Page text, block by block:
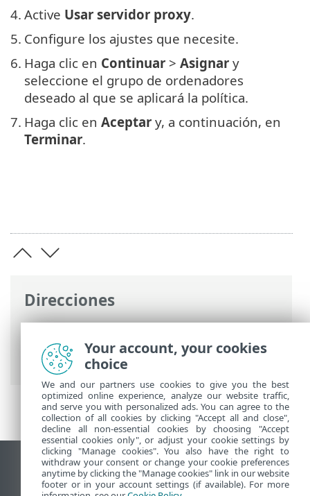
Direcciones
Ayuda en línea de ESET>ESET Endpoint
Antivirus for Linux>Configuración>
Conectividad> Servidor proxy
4. Active Usar servidor proxy.
5. Configure los ajustes que necesite.
6. Haga clic en Continuar > Asignar y
seleccione el grupo de ordenadores
deseado al que se aplicará la política.
7. Haga clic en Aceptar y, a continuación, en
Terminar.
Ver sitio para ordenador
End of Life
Your account, your cookies
choice
We and our partners use cookies to give you the best
optimized online experience, analyze our website traffic,
and serve you with personalized ads. You can agree to the
collection of all cookies by clicking "Accept all and close",
decline all non-essential cookies by choosing "Accept
essential cookies only", or adjust your cookie settings by
clicking "Manage cookies". You also have the right to
withdraw your consent or change your cookie preferences
anytime by clicking the "Manage cookies" link in our website
footer or in your account settings (if available). For more